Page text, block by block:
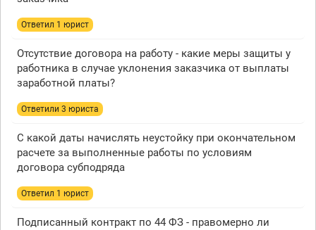
Ответил 1 юрист
Отсутствие договора на работу - какие меры защиты у
работника в случае уклонения заказчика от выплаты
заработной платы?
Ответили 3 юристa
С какой даты начислять неустойку при окончательном
расчете за выполненные работы по условиям
договора субподряда
Ответил 1 юрист
Подписанный контракт по 44 ФЗ - правомерно ли